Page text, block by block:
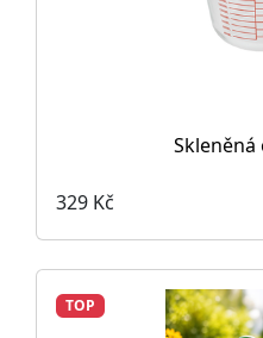
Skleněná
329 Kč
TOP